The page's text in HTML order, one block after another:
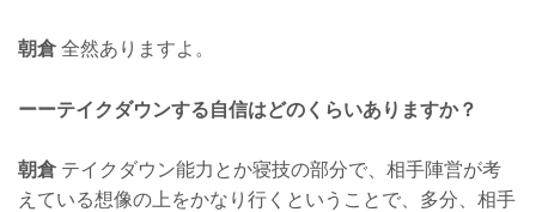
朝倉全然ありますよ。
ーーテイクダウンする自信はどのくらいありますか？
朝倉テイクダウン能力とか寝技の部分で、相手陣営が考
えている想像の上をかなり行くということで、多分、相手